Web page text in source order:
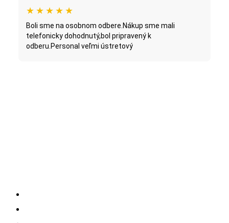
★ ★ ★ ★ ★
Boli sme na osobnom odbere.Nákup sme mali
telefonicky dohodnutý,bol pripravený k
odberu.Personal veľmi ústretový